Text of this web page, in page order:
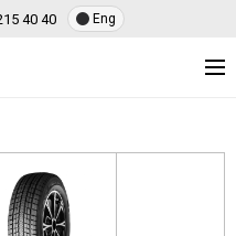
40 40 Eng